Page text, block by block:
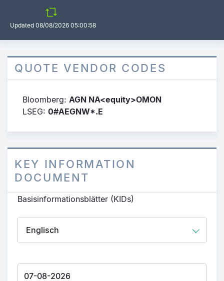
Updated 08/08/2026 05:00:58
QUOTE VENDOR CODES
Bloomberg: AGN NA<equity>OMON
LSEG: 0#AEGNW*.E
KEY INFORMATION
DOCUMENT
Basisinformationsblätter (KIDs)